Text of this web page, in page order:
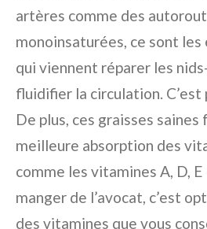
artères comme des
monoinsaturées, ce sont les
qui viennent réparer les
fluidifier la circulation. C’est
De plus, ces graisses
meilleure absorption des
comme les vitamines A, D, E
manger de l’avocat, c’est
des vitamines que vous